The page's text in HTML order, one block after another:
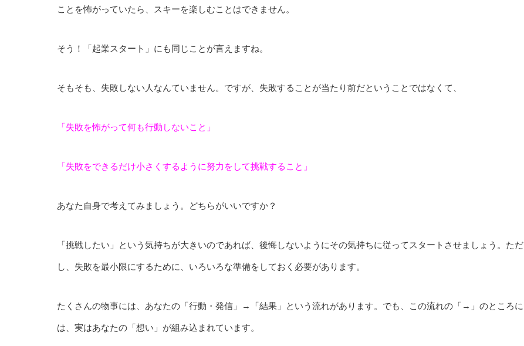
ことを怖がっていたら、スキーを楽しむことはできません。
そう！「起業スタート」にも同じことが言えますね。
そもそも、失敗しない人なんていません。ですが、失敗することが当たり前だということではなくて、
「失敗を怖がって何も行動しないこと」
「失敗をできるだけ小さくするように努力をして挑戦すること」
あなた自身で考えてみましょう。どちらがいいですか？
「挑戦したい」という気持ちが大きいのであれば、後悔しないようにその気持ちに従ってスタートさせましょう。ただ
し、失敗を最小限にするために、いろいろな準備をしておく必要があります。
たくさんの物事には、あなたの「行動・発信」→「結果」という流れがあります。でも、この流れの「→」のところに
は、実はあなたの「想い」が組み込まれています。